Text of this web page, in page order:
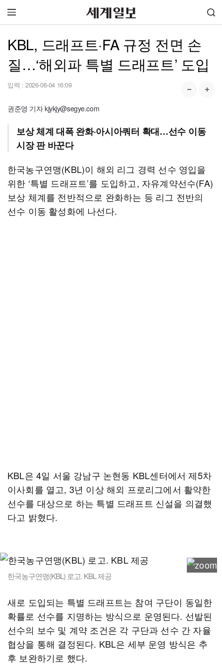
KBL, 드래프트·FA 규정 전면 손
질…‘해외파 특별 드래프트’ 도입
입력 : 2026-06-04 16:09
권준영 기자 kjykjy@segye.com
보상 체계 대폭 완화·아시아쿼터 확대…선수 이동
시장 판 바꾼다
한국농구연맹(KBL)이 해외 리그 경력 선수 영입을
위한 ‘특별 드래프트’를 도입하고, 자유계약선수(FA)
보상 체계를 전반적으로 완화하는 등 리그 전반의
선수 이동 활성화에 나선다.
KBL은 4일 서울 강남구 논현동 KBL센터에서 제5차
이사회를 열고, 3년 이상 해외 프로리그에서 활약한
선수를 대상으로 하는 특별 드래프트 신설을 의결했
다고 밝혔다.
한국농구연맹(KBL) 로고. KBL 제공
새로 도입되는 특별 드래프트는 참여 구단이 동일한
확률로 선수를 지명하는 방식으로 운영된다. 선발된
선수의 보수 및 계약 조건은 각 구단과 선수 간 자율
협상을 통해 결정된다. KBL은 세부 운영 방식은 추
후 보완하기로 했다.